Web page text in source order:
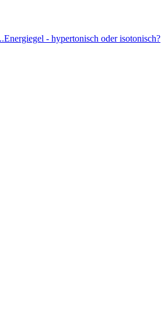
Energiegel - hypertonisch oder isotonisch?